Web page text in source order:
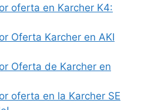
oferta en Karcher K4:
Oferta Karcher en AKI
Oferta de Karcher en
oferta en la Karcher SE